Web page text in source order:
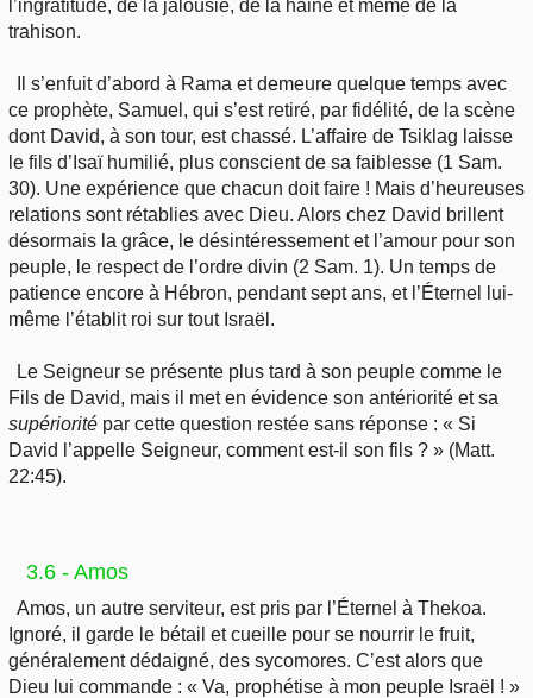
l’ingratitude, de la jalousie, de la haine et même de la
trahison.
Il s’enfuit d’abord à Rama et demeure quelque temps avec
ce prophète, Samuel, qui s’est retiré, par fidélité, de la scène
dont David, à son tour, est chassé. L’affaire de Tsiklag laisse
le fils d’Isaï humilié, plus conscient de sa faiblesse (1 Sam.
30). Une expérience que chacun doit faire ! Mais d’heureuses
relations sont rétablies avec Dieu. Alors chez David brillent
désormais la grâce, le désintéressement et l’amour pour son
peuple, le respect de l’ordre divin (2 Sam. 1). Un temps de
patience encore à Hébron, pendant sept ans, et l’Éternel lui-
même l’établit roi sur tout Israël.
Le Seigneur se présente plus tard à son peuple comme le
Fils de David, mais il met en évidence son antériorité et sa
supériorité par cette question restée sans réponse : « Si
David l’appelle Seigneur, comment est-il son fils ? » (Matt.
22:45).
3.6 - Amos
Amos, un autre serviteur, est pris par l’Éternel à Thekoa.
Ignoré, il garde le bétail et cueille pour se nourrir le fruit,
généralement dédaigné, des sycomores. C’est alors que
Dieu lui commande : « Va, prophétise à mon peuple Israël ! »